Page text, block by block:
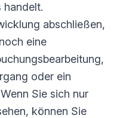
handelt.
abschließen,
eine
oder ein
Sie sich nur
können Sie